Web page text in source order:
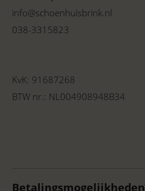
info@schoenhuisbrink.nl
038-3315823
KvK: 91687268
BTW nr.: NL004908948B34
Betalingsmogelijkheden